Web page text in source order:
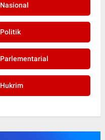
Nasional
Politik
Parlementarial
Hukrim